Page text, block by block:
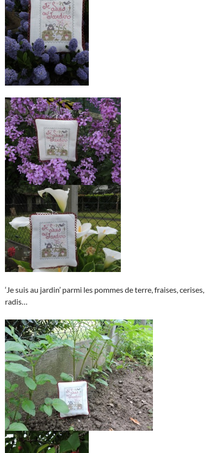
‘Je suis au jardin’ parmi les pommes de terre, fraises, cerises,
radis…